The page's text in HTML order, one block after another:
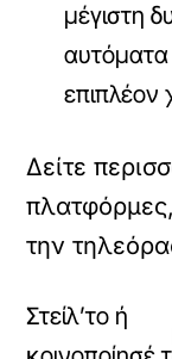
μέγιστη
αυτόματα
επιπλέον
Δείτε
την